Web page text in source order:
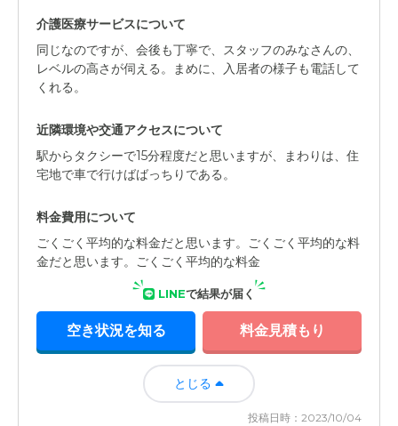
介護医療サービスについて
同じなのですが、会後も丁寧で、スタッフのみなさんの、
レベルの高さが伺える。まめに、入居者の様子も電話して
くれる。
近隣環境や交通アクセスについて
駅からタクシーで15分程度だと思いますが、まわりは、住
宅地で車で行けばばっちりである。
料金費用について
ごくごく平均的な料金だと思います。ごくごく平均的な料
金だと思います。ごくごく平均的な料金
LINEで結果が届く
空き状況を知る 料金見積もり
とじる
投稿日時：2023/10/04